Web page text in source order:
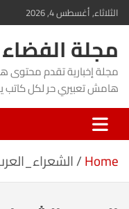
Skip
to
content
الثلاثاء, أغسطس 4, 2026
مجلة الفضاء
مجلة إخبارية تقدم محتوى
هامش تعبيري حر لكل كاتب
Home